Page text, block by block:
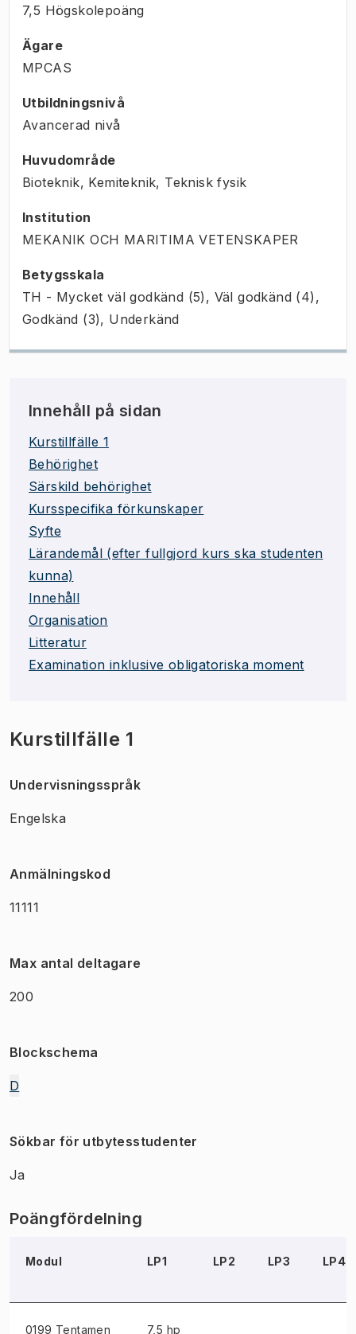
7,5 Högskolepoäng
Ägare
MPCAS
Utbildningsnivå
Avancerad nivå
Huvudområde
Bioteknik, Kemiteknik, Teknisk fysik
Institution
MEKANIK OCH MARITIMA VETENSKAPER
Betygsskala
TH - Mycket väl godkänd (5), Väl godkänd (4),
Godkänd (3), Underkänd
Innehåll på sidan
Kurstillfälle 1
Behörighet
Särskild behörighet
Kursspecifika förkunskaper
Syfte
Lärandemål (efter fullgjord kurs ska studenten
kunna)
Innehåll
Organisation
Litteratur
Examination inklusive obligatoriska moment
Kurstillfälle 1
Undervisningsspråk
Engelska
Anmälningskod
11111
Max antal deltagare
200
Blockschema
D
Sökbar för utbytesstudenter
Ja
Poängfördelning
Modul LP1 LP2 LP3 LP4
0199 Tentamen 7,5 hp